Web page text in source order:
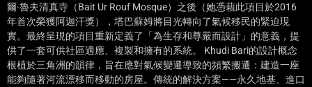
爾·魯夫清真寺（Bait Ur Rouf Mosque）之後（她憑藉此項目於2016
年首次榮獲阿迦汗獎），塔巴蘇姆將目光轉向了氣候移民的緊迫現
實。最終呈現的項目重新定義了「為生存和尊嚴而設計」的意義，提
供了一套可供社區適應、複製和擁有的系統。 Khudi Bari的設計概念
根植於三角洲的韻律，旨在應對氣候變遷導致的頻繁搬遷：建造一座
能夠隨著河流漂移而移動的房屋。傳統的解決方案——永久地基、進口